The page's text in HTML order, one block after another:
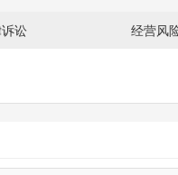
讼 经营风